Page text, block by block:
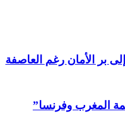
بر الأمان رغم العاصفة
المغرب وفرنسا”